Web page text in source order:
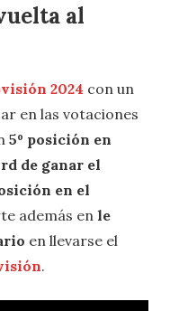
al
2024 con un
en las votaciones
5º posición en
de ganar el
en el
además en le
en llevarse el
.